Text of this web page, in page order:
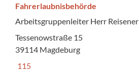
Fahrerlaubnisbehörde
Arbeitsgruppenleiter Herr Reisener
Tessenowstraße 15
39114 Magdeburg
115